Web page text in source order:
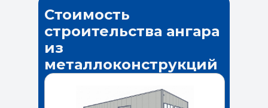
Стоимость
строительства ангара
из
металлоконструкций